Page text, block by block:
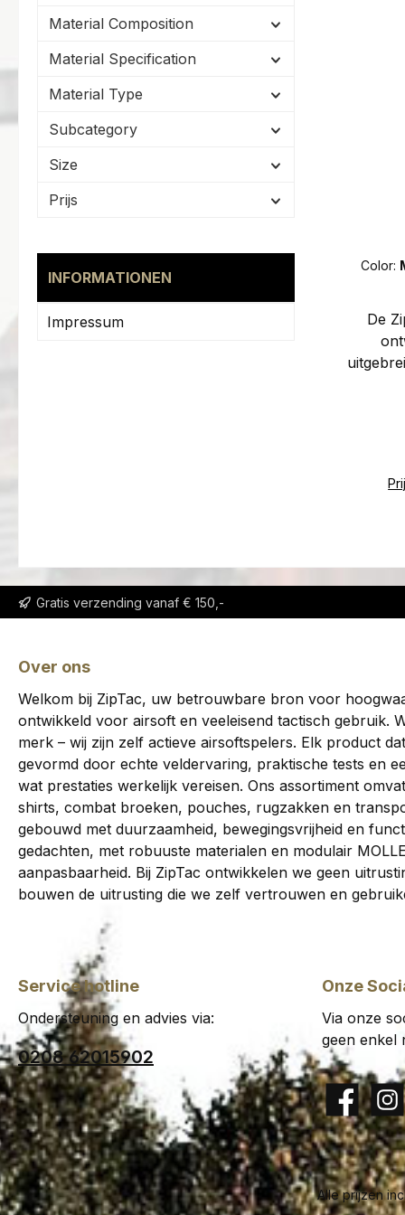
Material Composition
Material Specification
Material Type
Subcategory
Size
Prijs
INFORMATIONEN
Impressum
het
natte
hook-
die
is
boven
loop-
ervoor
op hun
knie
Color:
De
vormt
het
natte
de
het
van de
Gratis verzending vanaf € 150,-
Over ons
Welkom bij ZipTac, uw betrouwbare bron voor
ontwikkeld voor airsoft en veeleisend tactisch gebruik.
merk – wij zijn zelf actieve airsoftspelers. Elk product
gevormd door echte veldervaring, praktische tests en
wat prestaties werkelijk vereisen. Ons assortiment
shirts, combat broeken, pouches, rugzakken en
gebouwd met duurzaamheid, bewegingsvrijheid en
gedachten, met robuuste materialen en modulair
aanpasbaarheid. Bij ZipTac ontwikkelen we geen
bouwen de uitrusting die we zelf vertrouwen en
Service hotline
Ondersteuning en advies via:
0208 62015902
Onze
Via onze
geen enkel
Facebook
Alle prijzen